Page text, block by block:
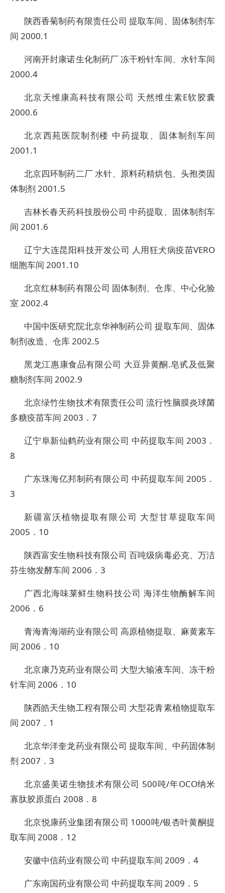
陕西香菊制药有限责任公司 提取车间、固体制剂车
间 2000.1
河南开封康诺生化制药厂 冻干粉针车间、水针车间
2000.4
北京天维康高科技有限公司 天然维生素E软胶囊
2000.6
北京西苑医院制剂楼 中药提取、固体制剂车间
2001.1
北京四环制药二厂 水针、原料药精烘包、头孢类固
体制剂 2001.5
吉林长春天药科技股份公司 中药提取、固体制剂车
间 2001.6
辽宁大连昆阳科技开发公司 人用狂犬病疫苗VERO
细胞车间 2001.10
北京红林制药有限公司 固体制剂、仓库、中心化验
室 2002.4
中国中医研究院北京华神制药公司 提取车间、固体
制剂改造、仓库 2002.5
黑龙江惠康食品有限公司 大豆异黄酮.皂甙及低聚
糖制剂车间 2002.9
北京绿竹生物技术有限责任公司 流行性脑膜炎球菌
多糖疫苗车间 2003．7
辽宁阜新仙鹤药业有限公司 中药提取车间 2003．
8
广东珠海亿邦制药有限公司 中药提取车间 2005．
3
新疆富沃植物提取有限公司 大型甘草提取车间
2005．10
陕西富安生物科技有限公司 百吨级病毒必克、万洁
芬生物发酵车间 2006．3
广西北海味莱鲜生物科技公司 海洋生物酶解车间
2006．6
青海青海湖药业有限公司 高原植物提取、麻黄素车
间 2006．10
北京康乃克药业有限公司 大型大输液车间、冻干粉
针车间 2006．10
陕西皓天生物工程有限公司 大型花青素植物提取车
间 2007．1
北京华洋奎龙药业有限公司 提取车间、中药固体制
剂 2007．3
北京盛美诺生物技术有限公司 500吨/年OCO纳米
寡肽胶原蛋白 2008．8
北京悦康药业集团有限公司 1000吨/银杏叶黄酮提
取车间 2008．12
安徽中信药业有限公司 中药提取车间 2009．4
广东南国药业有限公司 中药提取车间 2009．5